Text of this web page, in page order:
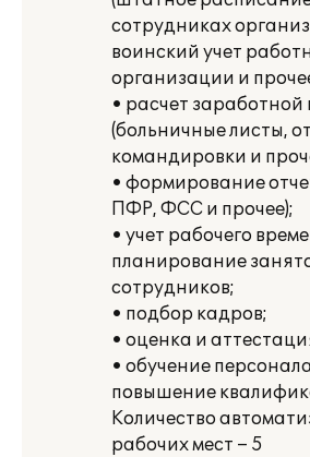
сотрудниках
воинский учет
организации и
• расчет заработной
(больничные листы,
командировки и
• формирование
ПФР, ФСС и прочее);
• учет рабочего
планирование
сотрудников;
• подбор кадров;
• оценка и
• обучение
повышение
Количество
рабочих мест – 5